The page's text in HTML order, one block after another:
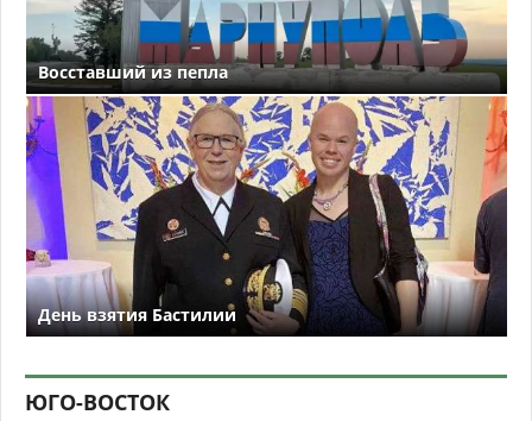
Восставший из пепла
День взятия Бастилии
ЮГО-ВОСТОК